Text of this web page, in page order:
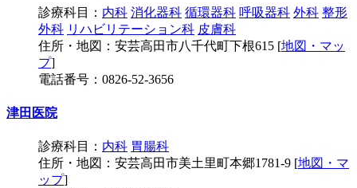
診療科目： 内科 消化器科 循環器科 呼吸器科 外科 整形
外科 リハビリテーション科 皮膚科
住所・地図：安芸高田市八千代町下根615 [地図・マッ
プ]
電話番号：0826-52-3656
津田医院
診療科目： 内科 胃腸科
住所・地図：安芸高田市美土里町本郷1781-9 [地図・マ
ップ]